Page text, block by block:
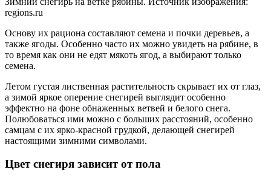
regions.ru
Основу их рациона составляют семена и почки деревьев, а
также ягоды. Особенно часто их можно увидеть на рябине, в
то время как они не едят мякоть ягод, а выбирают только
семена.
Летом густая лиственная растительность скрывает их от глаз,
а зимой яркое оперение снегирей выглядит особенно
эффектно на фоне обнаженных ветвей и белого снега.
Полюбоваться ими можно с больших расстояний, особенно
самцам с их ярко-красной грудкой, делающей снегирей
настоящими зимними символами.
Цвет снегиря зависит от пола